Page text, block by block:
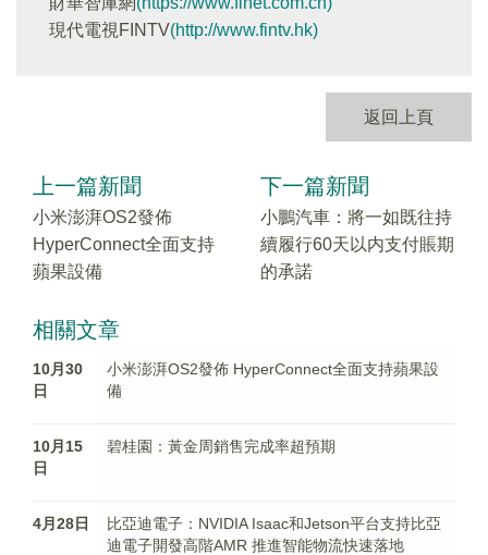
現代電視FINTV(http://www.fintv.hk)
返回上頁
上一篇新聞
小米澎湃OS2發佈
HyperConnect全面支持
蘋果設備
下一篇新聞
小鵬汽車：將一如既往持
續履行60天以内支付賬期
的承諾
相關文章
10月30
日
小米澎湃OS2發佈 HyperConnect全面支持蘋果設
備
10月15
日
碧桂園：黃金周銷售完成率超預期
4月28日
比亞迪電子：NVIDIA Isaac和Jetson平台支持比亞
迪電子開發高階AMR 推進智能物流快速落地